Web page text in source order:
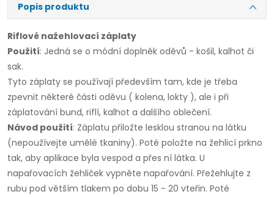
Popis produktu
Riflové nažehlovací záplaty
Použití: Jedná se o módní doplněk oděvů - košil, kalhot či
sak.
Tyto záplaty se používají především tam, kde je třeba
zpevnit některé části oděvu ( kolena, lokty ), ale i při
záplatování bund, riflí, kalhot a dalšího oblečení.
Návod použití: Záplatu přiložte lesklou stranou na látku
(nepoužívejte umělé tkaniny). Poté položte na žehlicí prkno
tak, aby aplikace byla vespod a přes ní látka. U
napařovacích žehliček vypněte napařování. Přežehlujte z
rubu pod větším tlakem po dobu 15 - 20 vteřin. Poté